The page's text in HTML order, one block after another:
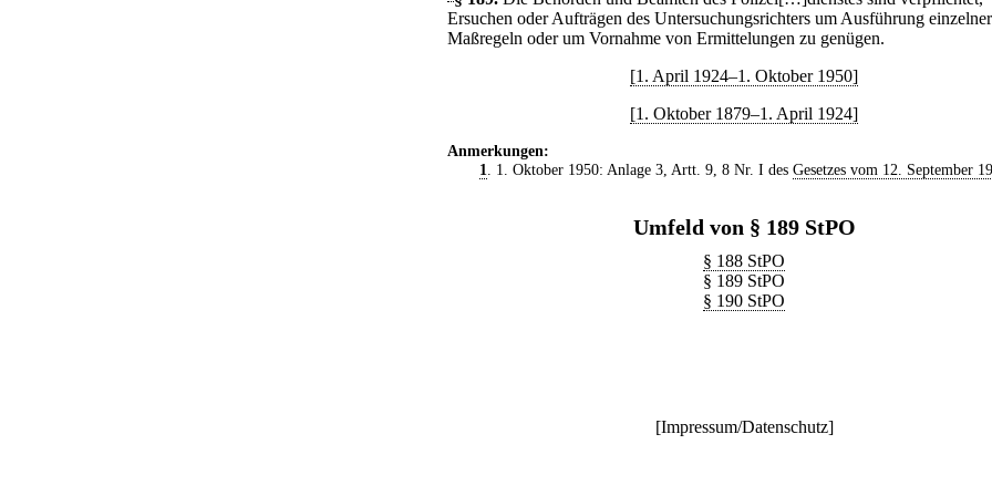
Ersuchen oder Aufträgen des Untersuchungsrichters um Ausführung einzelner
Maßregeln oder um Vornahme von Ermittelungen zu genügen.
[1. April 1924–1. Oktober 1950]
[1. Oktober 1879–1. April 1924]
Anmerkungen:
1
. 1. Oktober 1950: Anlage 3, Artt. 9, 8 Nr. I des Gesetzes vom 12. September
Umfeld von § 189 StPO
§ 188 StPO
§ 189 StPO
§ 190 StPO
[Impressum/Datenschutz]